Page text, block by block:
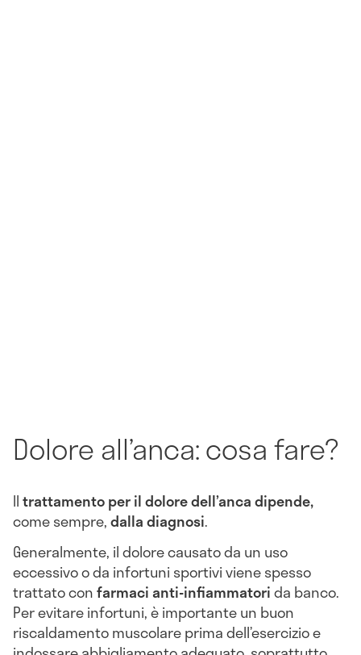
Dolore all’anca: cosa fare?
Iltrattamento per il dolore dell’ancadipende,
come sempre,dalla diagnosi.
Generalmente, il dolore causato da un uso
eccessivo o da infortuni sportivi viene spesso
trattato confarmaci anti-infiammatorida banco.
Per evitare infortuni, è importante un buon
riscaldamento muscolare prima dell’esercizio e